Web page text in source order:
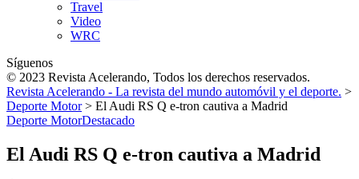
Travel
Video
WRC
Síguenos
© 2023 Revista Acelerando, Todos los derechos reservados.
Revista Acelerando - La revista del mundo automóvil y el deporte. >
Deporte Motor> El Audi RS Q e-tron cautiva a Madrid
Deporte MotorDestacado
El Audi RS Q e-tron cautiva a Madrid